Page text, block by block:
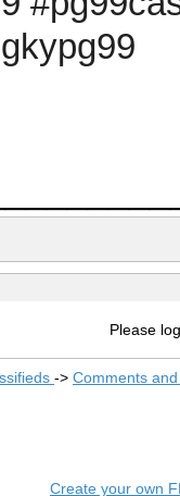
Please
-> Comments
Create your own